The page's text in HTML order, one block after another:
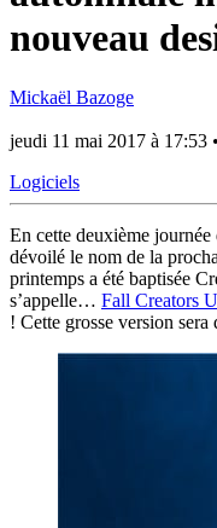
nouveau
Mickaël Bazoge
jeudi 11 mai 2017 à 17:53 •
Logiciels
En cette deuxième
dévoilé le nom de la
printemps a été baptisée
s’appelle… Fall Creators
! Cette grosse version